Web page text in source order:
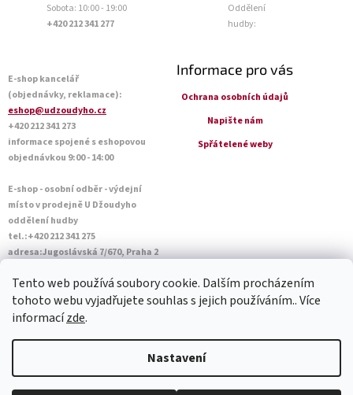
Tento web používá soubory cookie. Dalším procházením
tohoto webu vyjadřujete souhlas s jejich používáním.. Více
informacízde.
Nastavení
Sobota: 10:00 - 19:00
+420 212 341 277
Oddělení
hudby:
E-shop kancelář
(objednávky, reklamace):
eshop@udzoudyho.cz
+420 212 341 273
informace spojené s eshopovou
objednávkou 9:00 - 14:00
E-shop - osobní odběr - výdejní
místo v prodejně U Džoudyho
oddělení hudby
tel.:+420 212 341 275
adresa:Jugoslávská 7/670, Praha 2
Sobota: 10:00 - 14:45
Informace pro vás
Ochrana osobních údajů
Napište nám
Spřátelené weby